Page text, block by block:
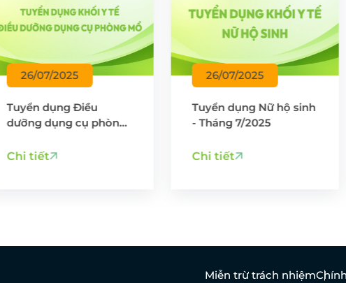
26/07/2025
Tuyển dụng Nữ hộ sinh
- Tháng 7/2025
26/07/2025
Tuyển dụng
trưởng -
Miễn trừ trách nhiệm